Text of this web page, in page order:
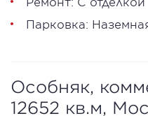
Парковка:
Особняк,
12652 кв.м,